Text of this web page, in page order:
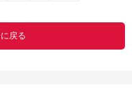
戻る